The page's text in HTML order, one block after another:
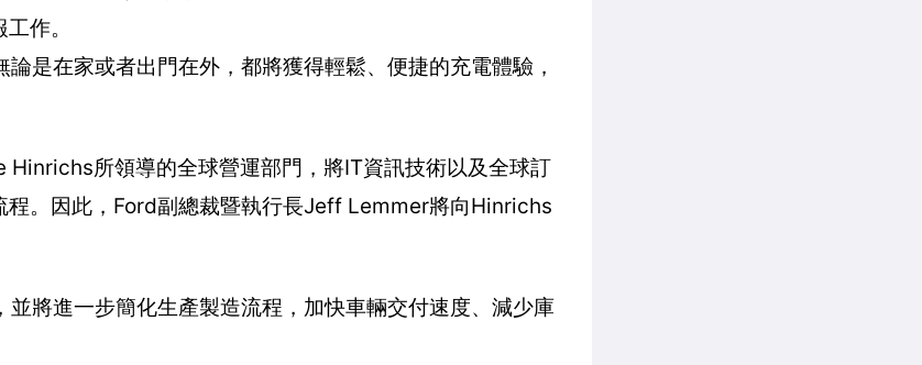
作。
是在家或者出門在外，都將獲得輕鬆、便捷的充電體驗，
所領導的全球營運部門，將IT資訊技術以及全球訂
。因此，Ford副總裁暨執行長Jeff Lemmer將向Hinrichs
將進一步簡化生產製造流程，加快車輛交付速度、減少庫